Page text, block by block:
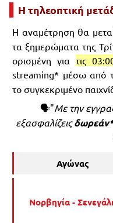
Η τηλεοπτική
Η αναμέτρηση θα
τα ξημερώματα της
ορισμένη για τις
streaming* μέσω από
το συγκεκριμένο
🗣"Με την
εξασφαλίζεις
Αγώνας
Νορβηγία -